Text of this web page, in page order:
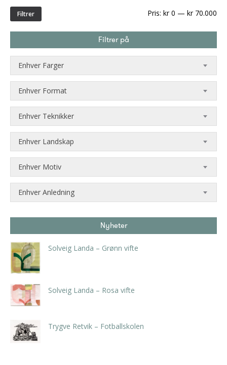
Filtrer Pris: kr 0 — kr 70.000
Filtrer på
Enhver Farger
Enhver Format
Enhver Teknikker
Enhver Landskap
Enhver Motiv
Enhver Anledning
Nyheter
Solveig Landa – Grønn vifte
Solveig Landa – Rosa vifte
Trygve Retvik – Fotballskolen